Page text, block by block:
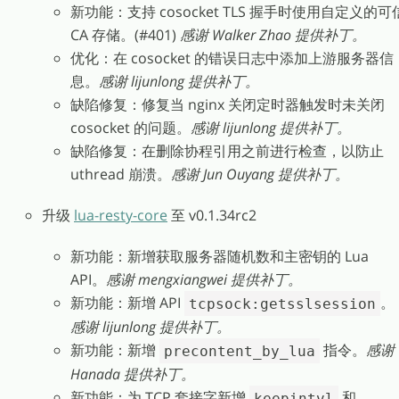
新功能：支持 cosocket TLS 握手时使用自定义的可
CA 存储。(#401) 感谢 Walker Zhao 提供补丁。
优化：在 cosocket 的错误日志中添加上游服务器信
息。 感谢 lijunlong 提供补丁。
缺陷修复：修复当 nginx 关闭定时器触发时未关闭
cosocket 的问题。 感谢 lijunlong 提供补丁。
缺陷修复：在删除协程引用之前进行检查，以防止
uthread 崩溃。 感谢 Jun Ouyang 提供补丁。
升级 lua-resty-core至 v0.1.34rc2
新功能：新增获取服务器随机数和主密钥的 Lua
API。 感谢 mengxiangwei 提供补丁。
新功能：新增 API tcpsock:getsslsession 。
感谢 lijunlong 提供补丁。
新功能：新增 precontent_by_lua 指令。 感谢
Hanada 提供补丁。